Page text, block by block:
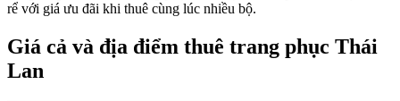
rể với giá ưu đãi khi thuê cùng lúc nhiều bộ.
Giá cả và địa điểm thuê trang phục Thái
Lan